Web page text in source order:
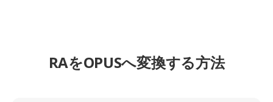
RAをOPUSへ変換する方法